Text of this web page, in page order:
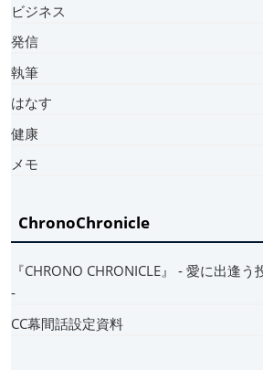
ビジネス
発信
執筆
はなす
健康
メモ
ChronoChronicle
『CHRONO CHRONICLE』 ‐ 愛に出逢
‐
CC幕間話設定資料